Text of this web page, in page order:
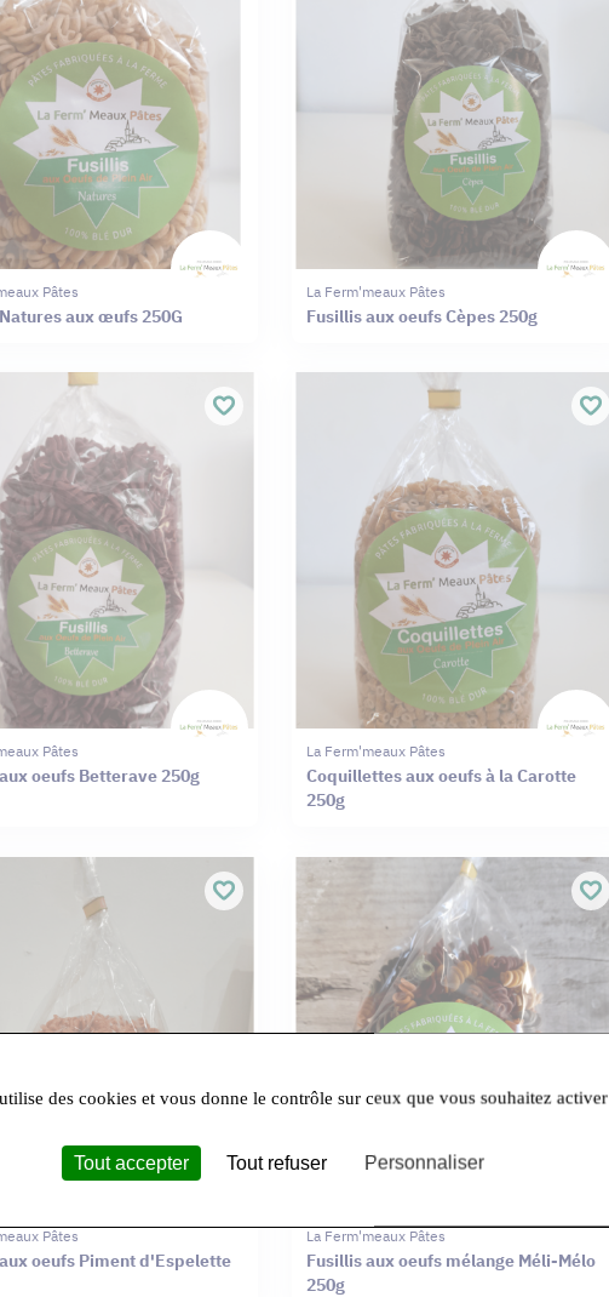
Pâtes
aux œufs 250G
La Ferm'meaux Pâtes
Fusillis aux oeufs Cèpes 250g
Pâtes
oeufs Betterave 250g
La Ferm'meaux Pâtes
Coquillettes aux oeufs à la Carotte
250g
Pâtes
oeufs Piment d'Espelette
La Ferm'meaux Pâtes
Fusillis aux oeufs mélange Méli-Mélo
250g
des cookies et vous donne le contrôle sur ceux que vous souhaitez activer
Tout accepter Tout refuser Personnaliser